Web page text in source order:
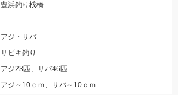
豊浜釣り桟橋
アジ・サバ
サビキ釣り
アジ23匹、サバ46匹
アジ～10ｃｍ、サバ～10ｃｍ